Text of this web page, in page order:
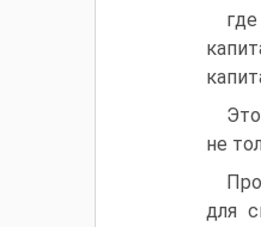
где
не
для